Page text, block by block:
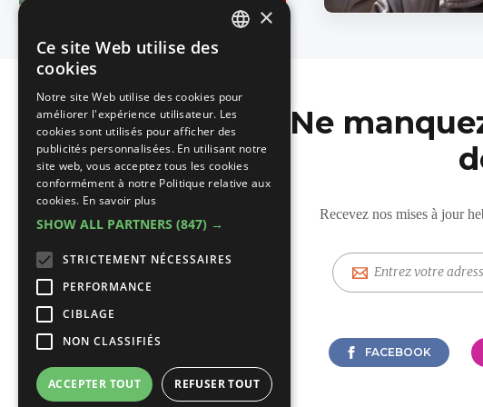
Ne
Recevez nos mises à jour
E-
mail
FACEBOOK
×
Ce site Web utilise des
cookies
Notre site Web utilise des cookies pour
améliorer l'expérience utilisateur. Les
cookies sont utilisés pour afficher des
publicités personnalisées. En utilisant notre
site web, vous acceptez tous les cookies
conformément à notre Politique relative aux
cookies. En savoir plus
SHOW ALL PARTNERS (847) →
STRICTEMENT NÉCESSAIRES
PERFORMANCE
CIBLAGE
NON CLASSIFIÉS
ACCEPTER TOUT REFUSER TOUT